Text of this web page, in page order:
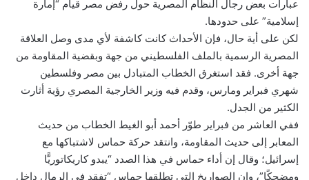
عبارات بعض رجال النظام المصرية حول رفض مصر قيام “إمارة
إسلامية” على حدودها.
لكن على أية حال، فإن الأحداث كانت كاشفة لأي مدى وصل العلاقة
المصرية الرسمية بالملف الفلسطيني من جهة وبقضية المقاومة من
جهة أخرى. فقد استغرق الخطاب المتبادل بين مصر وفلسطين
شهري فبراير ومارس، وقدم فيه وزير الخارجية المصري رؤية أثارت
الكثير من الجدل.
ففي العاشر من فبراير طوّر أحمد أبو الغيط الخطاب من حديث
المعابر إلى حديث المقاومة، وانتقد حركة حماس لاشتباكها مع
إسرائيل؛ وقال إن أداء حماس في هذا الصدد “يبدو كاريكاتوريًّا
ومضحكًا”، وإن الصواريخ التي تطلقها حماس “تفقد في الرمال داخل